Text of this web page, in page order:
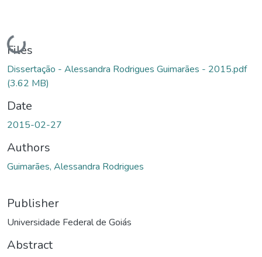
Loading...
Files
Dissertação - Alessandra Rodrigues Guimarães - 2015.pdf
(3.62 MB)
Date
2015-02-27
Authors
Guimarães, Alessandra Rodrigues
Publisher
Universidade Federal de Goiás
Abstract